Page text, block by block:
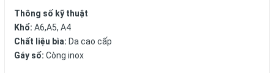
Thông số kỹ thuật
Khổ: A6,A5, A4
Chất liệu bìa: Da cao cấp
Gáy sổ: Còng inox